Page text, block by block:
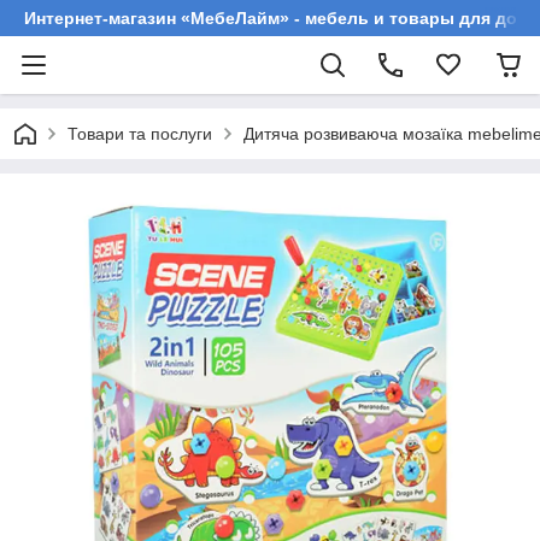
Интернет-магазин «МебеЛайм» - мебель и товары для
Товари та послуги Дитяча розвиваюча мозаїка